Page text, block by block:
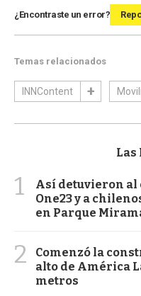
¿Encontraste un error?
Temas relacionados
INNContent
Las
1
Así detuvieron al
One23 y a
en Parque
2
Comenzó la
alto de América
metros